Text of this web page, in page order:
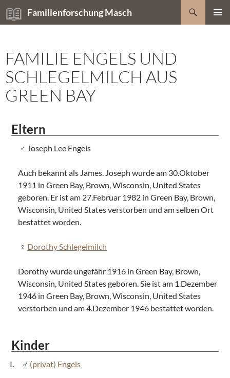
Zum
Inhalt
Familienforschung Masch
Suchen
FAMILIE ENGELS UND
SCHLEGELMILCH AUS
GREEN BAY
Eltern
Joseph Lee Engels
Auch bekannt als James. Joseph wurde am 30.Oktober
1911 in Green Bay, Brown, Wisconsin, United States
geboren. Er ist am 27.Februar 1982 in Green Bay, Brown,
Wisconsin, United States verstorben und am selben Ort
bestattet worden.
Dorothy Schlegelmilch
Dorothy wurde ungefähr 1916 in Green Bay, Brown,
Wisconsin, United States geboren. Sie ist am 1.Dezember
1946 in Green Bay, Brown, Wisconsin, United States
verstorben und am 4.Dezember 1946 bestattet worden.
Kinder
(privat) Engels